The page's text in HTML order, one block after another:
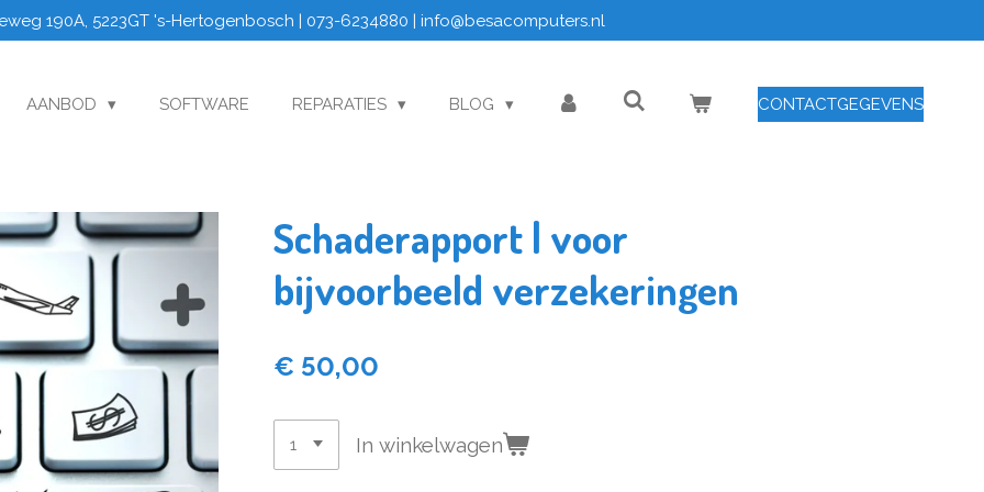
190A, 5223GT 's-Hertogenbosch | 073-6234880 | info@besacomputers.nl
AANBOD SOFTWARE REPARATIES BLOG CONTACTGEGEVENS
Schaderapport | voor
bijvoorbeeld verzekeringen
€ 50,00
In winkelwagen